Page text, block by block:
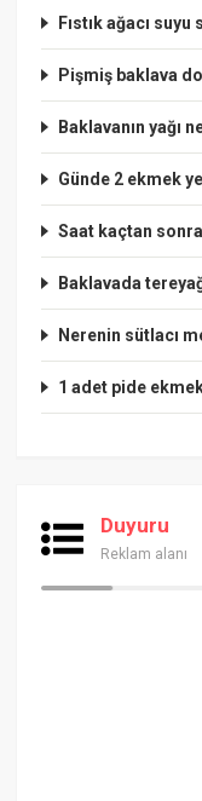
Fıstık ağacı suyu
Pişmiş baklava
Baklavanın yağı
Günde 2 ekmek
Saat kaçtan
Baklavada
Nerenin sütlacı
1 adet pide
Duyuru
Reklam alanı